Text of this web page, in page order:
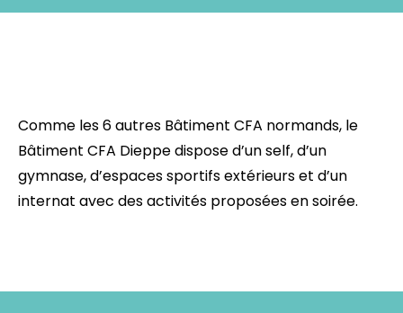
Comme les 6 autres Bâtiment CFA normands, le
Bâtiment CFA Dieppe dispose d’un self, d’un
gymnase, d’espaces sportifs extérieurs et d’un
internat avec des activités proposées en soirée.